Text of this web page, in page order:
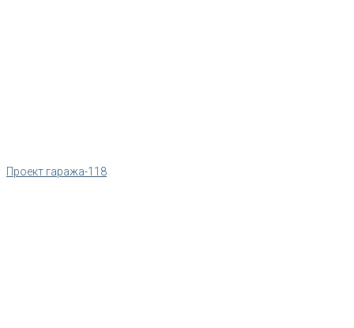
Проект гаража-118